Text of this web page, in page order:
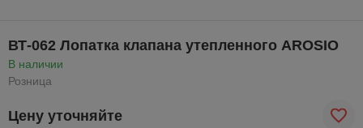
ВТ-062 Лопатка клапана утепленного AROSIO
В наличии
Розница
Цену уточняйте